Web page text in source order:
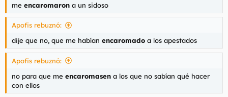
me encaromaron a un sidoso
Apofis rebuznó:
dije que no, que me habían encaromado a los apestados
Apofis rebuznó:
no para que me encaromasen a los que no sabían qué hacer
con ellos